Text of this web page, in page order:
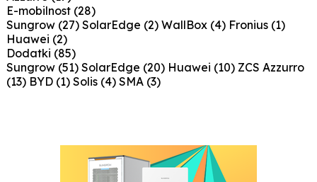
E-mobilnost (28)
Sungrow (27) SolarEdge (2) WallBox (4) Fronius (1)
Huawei (2)
Dodatki (85)
Sungrow (51) SolarEdge (20) Huawei (10) ZCS Azzurro
(13) BYD (1) Solis (4) SMA (3)